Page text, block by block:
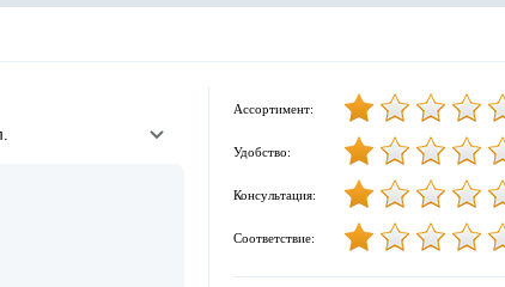
Ассортимент:
Удобство:
Консультация:
Соответствие: